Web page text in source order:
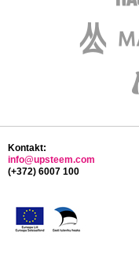
Kontakt:
info@upsteem.com
(+372) 6007 100